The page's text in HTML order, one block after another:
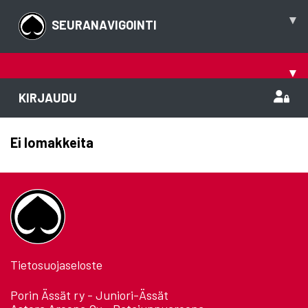
SEURANAVIGOINTI ▾
▾
KIRJAUDU
Ei lomakkeita
Tietosuojaseloste
Porin Ässät ry - Juniori-Ässät